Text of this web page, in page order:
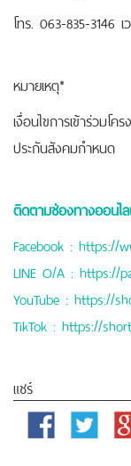
โทร. 063-835-
หมายเหตุ*
เงื่อนไขการเข้าร่วมโ
ประกันสังคมกำหนด
ติดตามช่องทางออนไ
Facebook : https://
LINE O/A : https://
YouTube : https://
TikTok : https://
แชร์
Facebook Twitter